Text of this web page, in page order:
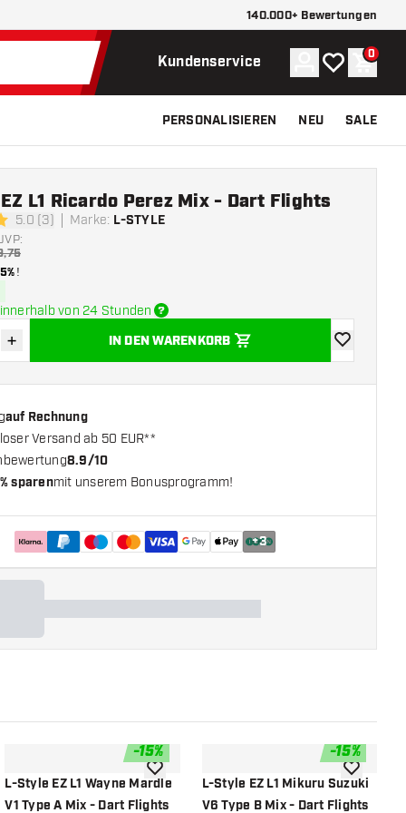
140.000+ Bewertungen
Kundenservice Konto
Meine 0
PERSONALISIEREN NEU SALE
5.0 (3) Marke: L-STYLE
L1 Ricardo Perez Mix - Dart Flights
!
von 24 Stunden
Menge erhöhen
+ IN DEN WARENKORB
Zur
auf Rechnung
Versand ab 50 EUR**
8.9/10
sparenmit unserem Bonusprogramm!
+3
hinzufügen
-15%
L-Style EZ L1 Wayne Mardle
V1 Type A Mix - Dart Flights
Zur Wunschliste hinzufügen
-15%
L-Style EZ L1 Mikuru Suzuki
V6 Type B Mix - Dart Flights
Zur